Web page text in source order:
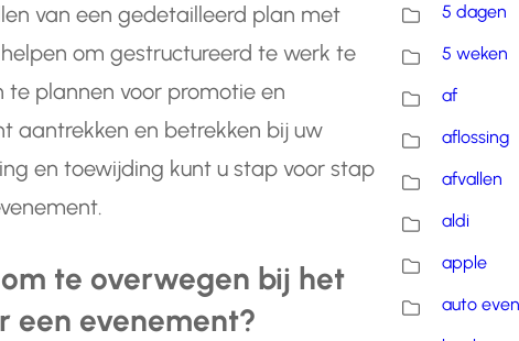
van een gedetailleerd plan met
om gestructureerd te werk te
plannen voor promotie en
aantrekken en betrekken bij uw
en toewijding kunt u stap voor stap
te overwegen bij het
een evenement?
5 dagen
5 weken
af
aflossing
afvallen
aldi
apple
auto